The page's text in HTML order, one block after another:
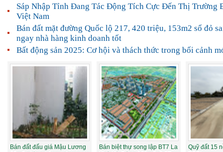
Sáp Nhập Tỉnh Đang Tác Động Tích Cực Đến Thị Trường
Việt Nam
Bán đất mặt đường Quốc lộ 217, 420 triệu, 153m2 sổ đỏ
ngay nhà hàng kinh doanh tốt
Bất động sản 2025: Cơ hội và thách thức trong bối cảnh
Bán đất đấu giá Mậu Lương
Bán biệt thự song lập BT7 La
Quỹ đất 15